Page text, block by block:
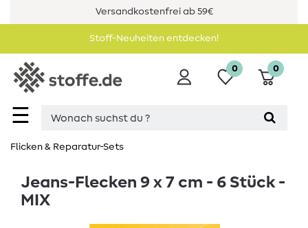
Versandkostenfrei ab 59€
Stoff-Neuheiten entdecken!
☰
0 0
Flicken & Reparatur-Sets
Jeans-Flecken 9 x 7 cm - 6 Stück -
MIX